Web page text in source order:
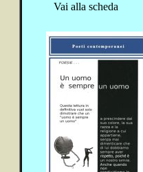
Vai alla scheda